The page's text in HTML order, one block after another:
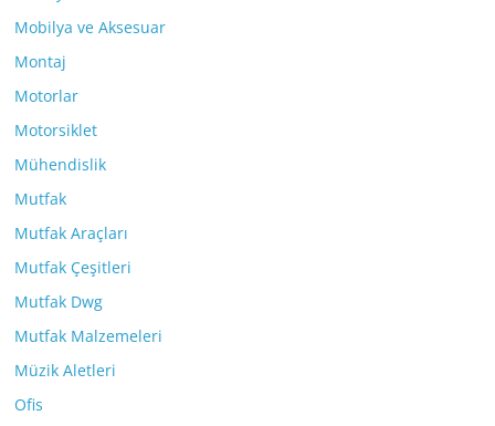
Mobilya ve Aksesuar
Montaj
Motorlar
Motorsiklet
Mühendislik
Mutfak
Mutfak Araçları
Mutfak Çeşitleri
Mutfak Dwg
Mutfak Malzemeleri
Müzik Aletleri
Ofis